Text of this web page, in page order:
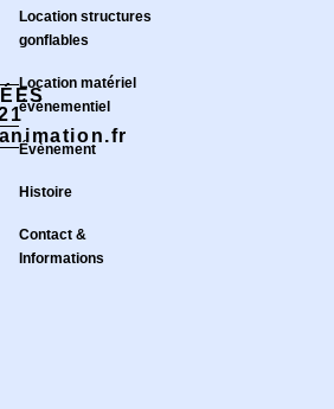
Location structures
gonflables
Location matériel
événementiel
Évènement
Histoire
Contact &
Informations